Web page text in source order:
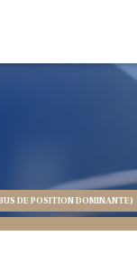
DE POSITION DOMINANTE)